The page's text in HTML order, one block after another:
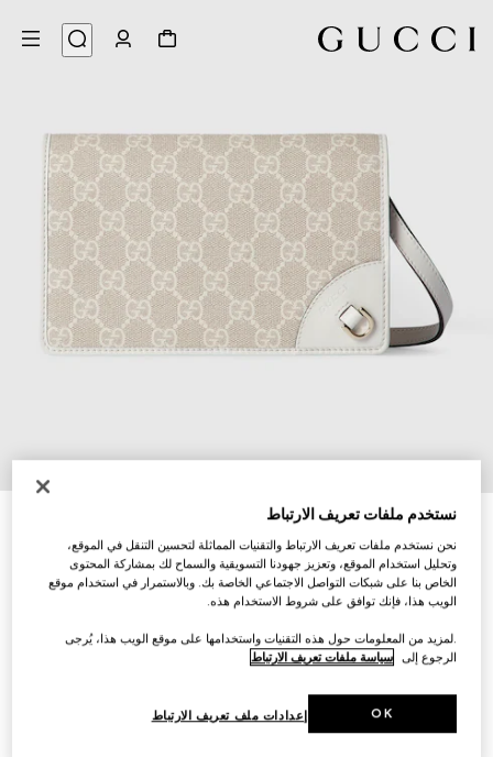
التخصيص بالأحرف الأولى
محفظة GG Emblem مع حزام من الجلد
AED 5,600
نستخدم ملفات تعريف الارتباط
نحن نستخدم ملفات تعريف الارتباط والتقنيات المماثلة لتحسين التنقل في الموقع،
وتحليل استخدام الموقع، وتعزيز جهودنا التسويقية والسماح لك بمشاركة المحتوى
الخاص بنا على شبكات التواصل الاجتماعي الخاصة بك. وبالاستمرار في استخدام موقع
الويب هذا، فإنك توافق على شروط الاستخدام هذه.
.لمزيد من المعلومات حول هذه التقنيات واستخدامها على موقع الويب هذا، يُرجى
الرجوع إلى سياسة ملفات تعريف الارتباط
إعدادات ملف تعريف الارتباط OK